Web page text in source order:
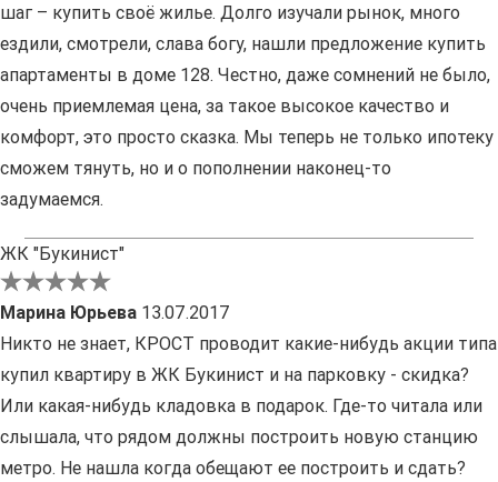
шаг – купить своё жилье. Долго изучали рынок, много
ездили, смотрели, слава богу, нашли предложение купить
апартаменты в доме 128. Честно, даже сомнений не было,
очень приемлемая цена, за такое высокое качество и
комфорт, это просто сказка. Мы теперь не только ипотеку
сможем тянуть, но и о пополнении наконец-то
задумаемся.
ЖК "Букинист"
Марина Юрьева 13.07.2017
Никто не знает, КРОСТ проводит какие-нибудь акции типа
купил квартиру в ЖК Букинист и на парковку - скидка?
Или какая-нибудь кладовка в подарок. Где-то читала или
слышала, что рядом должны построить новую станцию
метро. Не нашла когда обещают ее построить и сдать?